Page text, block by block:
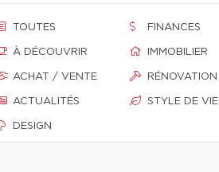
TOUTES
À DÉCOUVRIR
ACHAT / VENTE
ACTUALITÉS
DESIGN
FINANCES
IMMOBILIER
RÉNOVATION
STYLE DE VIE